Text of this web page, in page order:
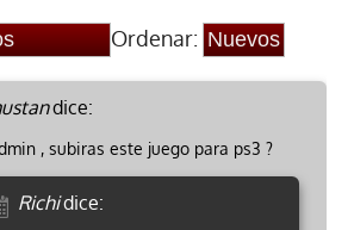
Ordenar:
dice:
, subiras este juego para ps3 ?
Richidice: